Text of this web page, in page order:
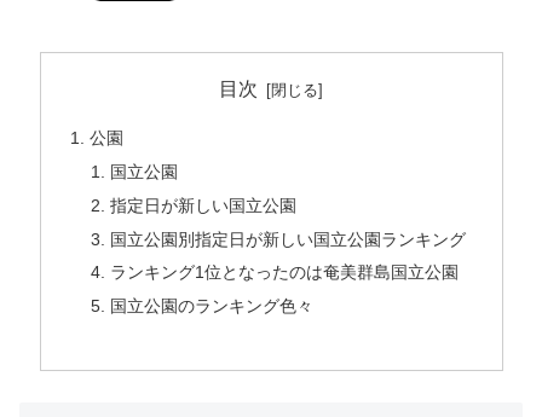
目次
公園
国立公園
指定日が新しい国立公園
国立公園別指定日が新しい国立公園ランキング
ランキング1位となったのは奄美群島国立公園
国立公園のランキング色々